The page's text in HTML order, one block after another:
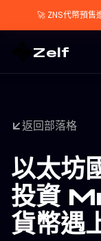
🚀 ZNS代幣預售
Zelf
返回部落格
以太坊
投資
貨幣遇